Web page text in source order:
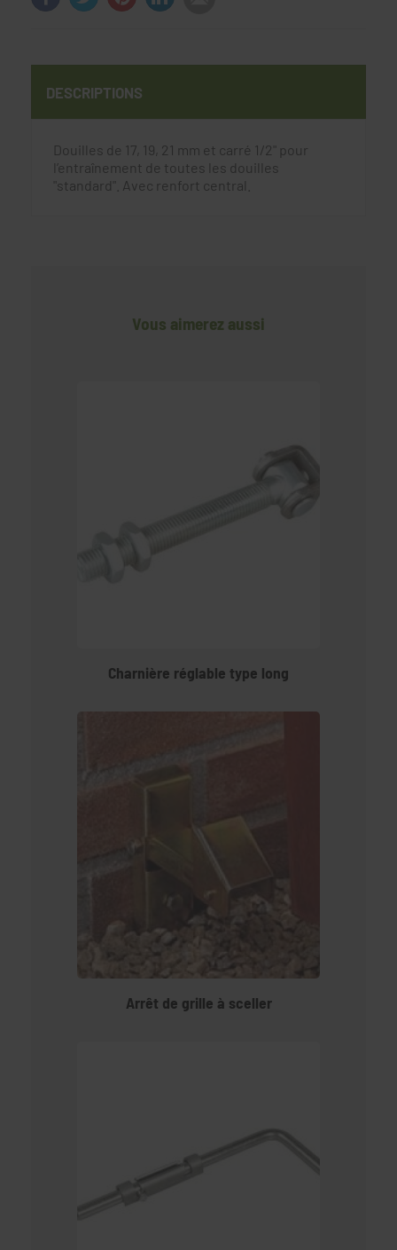
DESCRIPTIONS
Douilles de 17, 19, 21 mm et carré 1/2" pour
l’entraînement de toutes les douilles
"standard". Avec renfort central.
Vous aimerez aussi
Charnière réglable type long
Arrêt de grille à sceller